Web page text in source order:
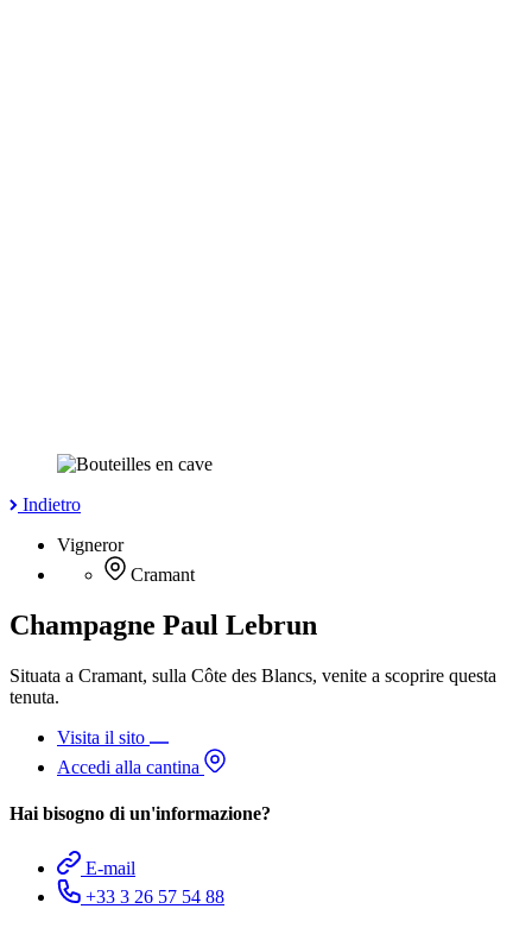
Indietro
Vigneror
Cramant
Champagne Paul Lebrun
Situata a Cramant, sulla Côte des Blancs, venite a scoprire questa
tenuta.
Visita il sito
Accedi alla cantina
Hai bisogno di un'informazione?
E-mail
+33 3 26 57 54 88